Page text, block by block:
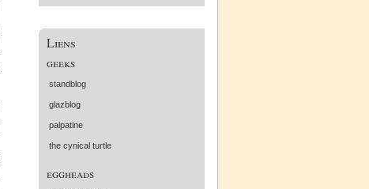
Liens
geeks
standblog
glazblog
palpatine
the cynical turtle
eggheads